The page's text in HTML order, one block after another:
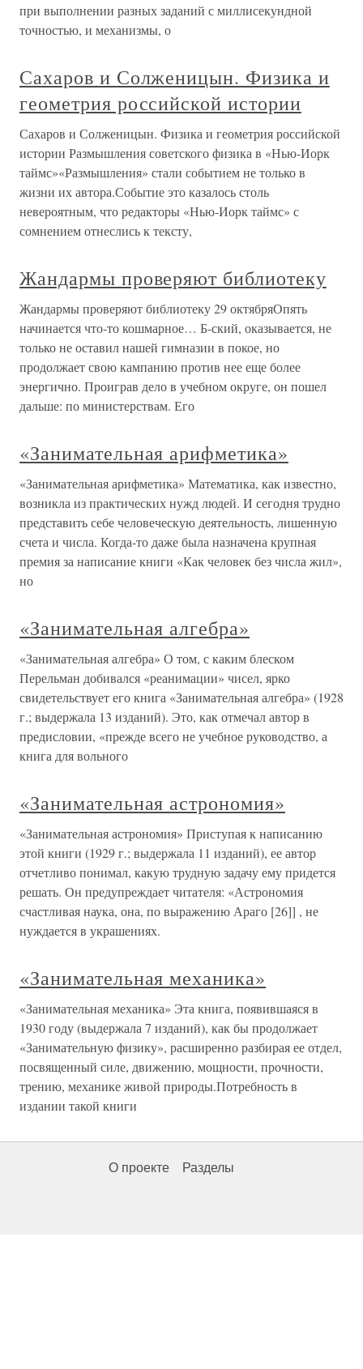
при выполнении разных заданий с миллисекундной
точностью, и механизмы, о
Сахаров и Солженицын. Физика и
геометрия российской истории
Сахаров и Солженицын. Физика и геометрия российской
истории Размышления советского физика в «Нью-Иорк
таймс»«Размышления» стали событием не только в
жизни их автора.Событие это казалось столь
невероятным, что редакторы «Нью-Иорк таймс» с
сомнением отнеслись к тексту,
Жандармы проверяют библиотеку
Жандармы проверяют библиотеку 29 октябряОпять
начинается что-то кошмарное… Б-ский, оказывается, не
только не оставил нашей гимназии в покое, но
продолжает свою кампанию против нее еще более
энергично. Проиграв дело в учебном округе, он пошел
дальше: по министерствам. Его
«Занимательная арифметика»
«Занимательная арифметика» Математика, как известно,
возникла из практических нужд людей. И сегодня трудно
представить себе человеческую деятельность, лишенную
счета и числа. Когда-то даже была назначена крупная
премия за написание книги «Как человек без числа жил»,
но
«Занимательная алгебра»
«Занимательная алгебра» О том, с каким блеском
Перельман добивался «реанимации» чисел, ярко
свидетельствует его книга «Занимательная алгебра» (1928
г.; выдержала 13 изданий). Это, как отмечал автор в
предисловии, «прежде всего не учебное руководство, а
книга для вольного
«Занимательная астрономия»
«Занимательная астрономия» Приступая к написанию
этой книги (1929 г.; выдержала 11 изданий), ее автор
отчетливо понимал, какую трудную задачу ему придется
решать. Он предупреждает читателя: «Астрономия
счастливая наука, она, по выражению Араго [26]] , не
нуждается в украшениях.
«Занимательная механика»
«Занимательная механика» Эта книга, появившаяся в
1930 году (выдержала 7 изданий), как бы продолжает
«Занимательную физику», расширенно разбирая ее отдел,
посвященный силе, движению, мощности, прочности,
трению, механике живой природы.Потребность в
издании такой книги
О проекте Разделы